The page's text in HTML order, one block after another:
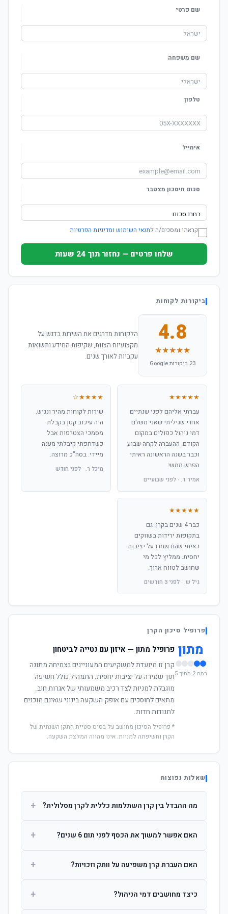
שם פרטי
שם משפחה
טלפון
אימייל
סכום חיסכון מצטבר
קראתי ומסכים/ה לתנאי השימוש ומדיניות הפרטיות
שלחו פרטים — נחזור תוך 24 שעות
ביקורות לקוחות
4.8
★★★★★
23 ביקורות Google
הלקוחות מדרגים את השירות בדגש על
מקצועיות הצוות, שקיפות המידע ותשואות
עקביות לאורך שנים.
★★★★★
עברתי אליהם לפני שנתיים
אחרי שגיליתי שאני משלם
דמי ניהול כפולים במקום
הקודם. ההעברה לקחה שבוע
וכבר בשנה הראשונה ראיתי
הפרש ממשי.
אמיר ד. · לפני שבועיים
★★★★☆
שירות לקוחות מהיר ונגיש.
היה עיכוב קטן בקבלת
מסמכי הצטרפות אבל
כשדחפתי קיבלתי מענה
מיידי. בסה"כ מרוצה.
מיכל ר. · לפני חודש
★★★★★
כבר 4 שנים בקרן. גם
בתקופות ירידות בשווקים
ראיתי שהם שמרו על יציבות
יחסית. ממליץ לכל מי
שחושב לטווח ארוך.
גיל ש. · לפני 3 חודשים
פרופיל סיכון הקרן
מתון
רמה 2 מתוך 5
פרופיל מתון — איזון עם נטייה לביטחון
קרן זו מיועדת למשקיעים המעוניינים בצמיחה מתונה
תוך שמירה על יציבות יחסית. התמהיל כולל חשיפה
מוגבלת למניות לצד רכיב משמעותי של אגרות חוב.
מתאים לחוסכים עם אופק השקעה בינוני שאינם מוכנים
לתנודות חדות.
* פרופיל הסיכון מחושב על בסיס סטיית התקן השנתית של
הקרן וחשיפתה למניות. אינו מהווה המלצת השקעה.
שאלות נפוצות
מה ההבדל בין קרן השתלמות כללית לקרן מסלולית? +
ההשקעות. קרן מסלולית עוקבת אחרי מדד ספציפי ומאפשרת
האם אפשר למשוך את הכסף לפני תום 6 שנים? +
הרווחים. לאחר 6 שנים ניתן למשוך פטור ממס עד לתקרה
האם העברת קרן משפיעה על וותק וזכויות? +
החברות. הוותק ממשיך להיספר מיום ההפקדה הראשונה.
כיצד מחושבים דמי הניהול? +